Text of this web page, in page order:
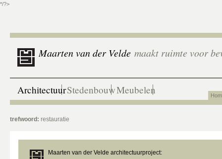
*/?>
Maarten van der Velde maakt ruimte voor
ArchitectuurStedenbouwMeubelen
trefwoord: restauratie
Maarten van der Velde architectuurproject: